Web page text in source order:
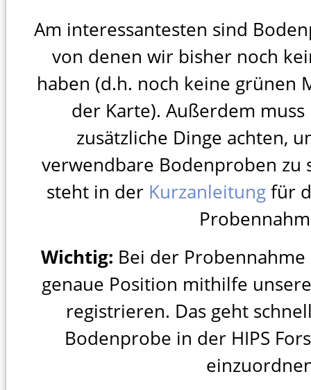
Am interessantesten sind
von denen wir bisher noch
haben (d.h. noch keine grünen
der Karte). Außerdem
zusätzliche Dinge achten,
verwendbare Bodenproben zu
steht in der Kurzanleitungfür
Wichtig: Bei der
genaue Position mithilfe
registrieren. Das geht
Bodenprobe in der HIPS